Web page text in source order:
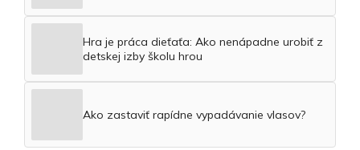
Hra je práca dieťaťa: Ako nenápadne urobiť z
detskej izby školu hrou
Ako zastaviť rapídne vypadávanie vlasov?